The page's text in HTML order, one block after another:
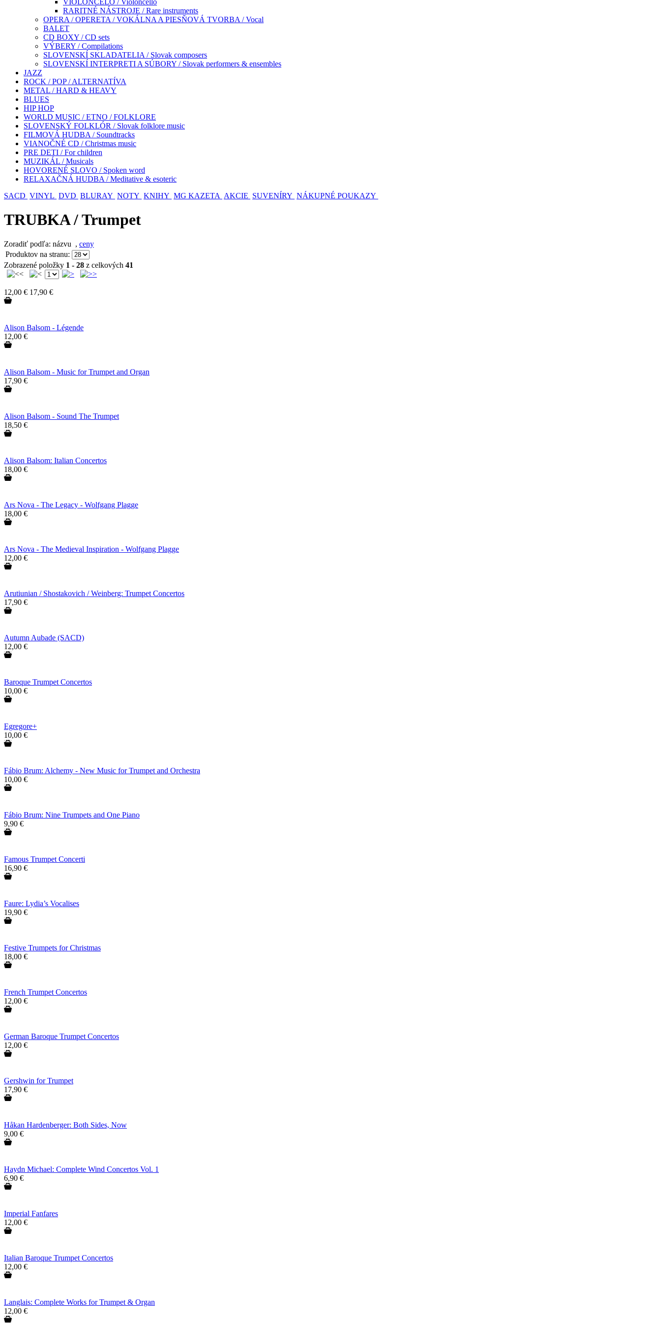
VIOLONČELO / Violoncello
RARITNÉ NÁSTROJE / Rare instruments
OPERA / OPERETA / VOKÁLNA A PIESŇOVÁ TVORBA / Vocal
BALET
CD BOXY / CD sets
VÝBERY / Compilations
SLOVENSKÍ SKLADATELIA / Slovak composers
SLOVENSKÍ INTERPRETI A SÚBORY / Slovak performers & ensembles
JAZZ
ROCK / POP / ALTERNATÍVA
METAL / HARD & HEAVY
BLUES
HIP HOP
WORLD MUSIC / ETNO / FOLKLORE
SLOVENSKÝ FOLKLÓR / Slovak folklore music
FILMOVÁ HUDBA / Soundtracks
VIANOČNÉ CD / Christmas music
PRE DETI / For children
MUZIKÁL / Musicals
HOVORENÉ SLOVO / Spoken word
RELAXAČNÁ HUDBA / Meditative & esoteric
SACD VINYL DVD BLURAY NOTY KNIHY MG KAZETA AKCIE SUVENÍRY NÁKUPNÉ POUKAZY
TRUBKA / Trumpet
Zoradiť podľa: názvu , ceny
Produktov na stranu:
Zobrazené položky 1 - 28 z celkových 41
12,00 € 17,90 €
Alison Balsom - Légende
12,00 €
Alison Balsom - Music for Trumpet and Organ
17,90 €
Alison Balsom - Sound The Trumpet
18,50 €
Alison Balsom: Italian Concertos
18,00 €
Ars Nova - The Legacy - Wolfgang Plagge
18,00 €
Ars Nova - The Medieval Inspiration - Wolfgang Plagge
12,00 €
Arutiunian / Shostakovich / Weinberg: Trumpet Concertos
17,90 €
Autumn Aubade (SACD)
12,00 €
Baroque Trumpet Concertos
10,00 €
Egregore+
10,00 €
Fábio Brum: Alchemy - New Music for Trumpet and Orchestra
10,00 €
Fábio Brum: Nine Trumpets and One Piano
9,90 €
Famous Trumpet Concerti
16,90 €
Faure: Lydia’s Vocalises
19,90 €
Festive Trumpets for Christmas
18,00 €
French Trumpet Concertos
12,00 €
German Baroque Trumpet Concertos
12,00 €
Gershwin for Trumpet
17,90 €
Håkan Hardenberger: Both Sides, Now
9,00 €
Haydn Michael: Complete Wind Concertos Vol. 1
6,90 €
Imperial Fanfares
12,00 €
Italian Baroque Trumpet Concertos
12,00 €
Langlais: Complete Works for Trumpet & Organ
12,00 €